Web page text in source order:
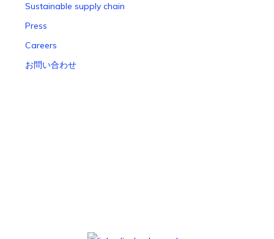
Sustainable supply chain
Press
Careers
お問い合わせ